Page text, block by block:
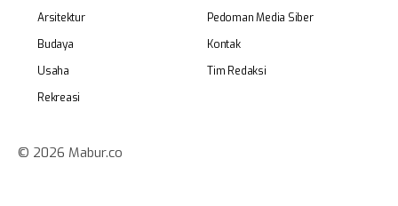
Arsitektur
Budaya
Usaha
Rekreasi
Pedoman Media Siber
Kontak
Tim Redaksi
© 2026 Mabur.co